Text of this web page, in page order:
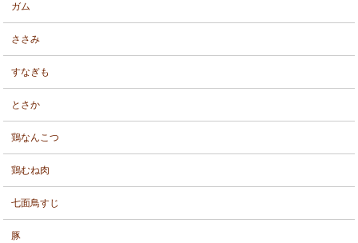
ガム
ささみ
すなぎも
とさか
鶏なんこつ
鶏むね肉
七面鳥すじ
豚